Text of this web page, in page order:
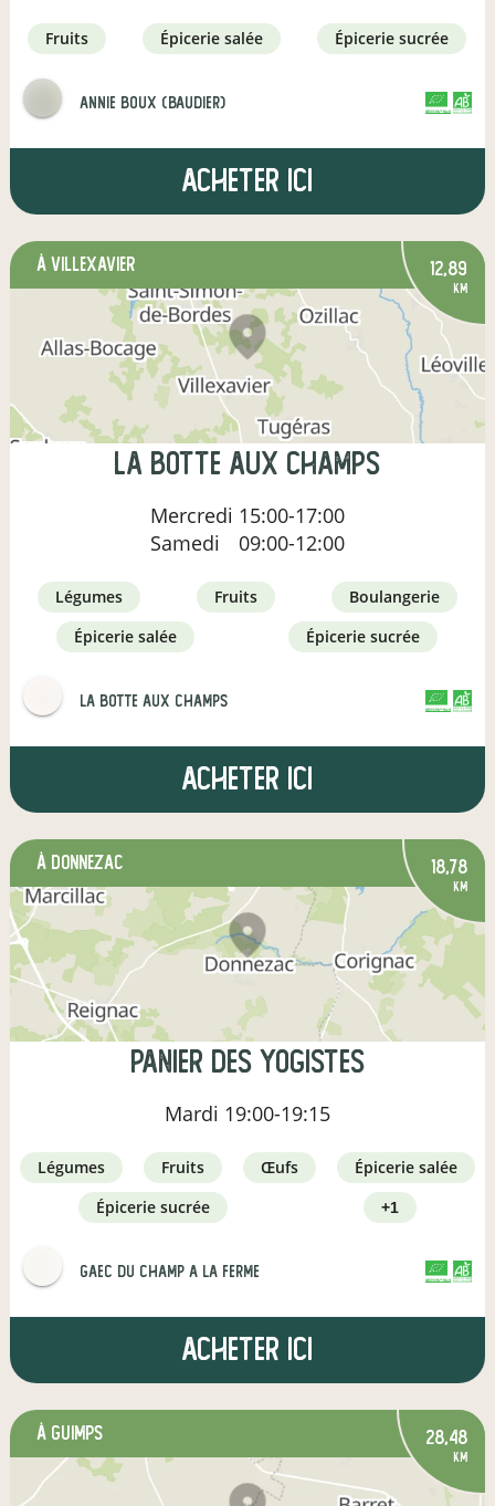
fruits épicerie salée épicerie sucrée
annie boux (baudier) CERTIFIÉ PAR FR-BIO-01
AGRICULTURE FRANCE
Acheter ici
à Villexavier 12,89
km
LA BOTTE AUX CHAMPS
Mercredi 15:00-17:00
Samedi
09:00-12:00
légumes fruits
boulangerie
épicerie salée
épicerie sucrée
LA BOTTE AUX CHAMPS CERTIFIÉ PAR FR-BIO-10
AGRICULTURE FRANCE
Acheter ici
à Donnezac 18,78
km
Panier des yogistes
Mardi 19:00-19:15
légumes fruits œufs
épicerie salée
épicerie sucrée
+1
gaec du champ a la ferme
Acheter ici
à GUIMPS 28,48
km